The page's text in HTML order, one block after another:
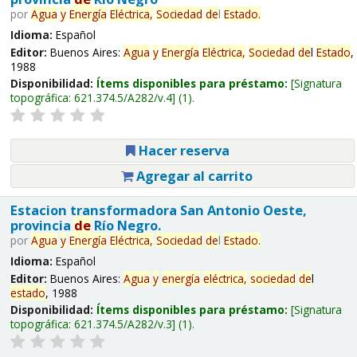
por Agua y Energía Eléctrica, Sociedad del Estado.
Idioma: Español
Editor: Buenos Aires: Agua y Energía Eléctrica, Sociedad del Estado,
1988
Disponibilidad: Ítems disponibles para préstamo: Signatura
topográfica: 621.374.5/A282/v.4 (1).
Hacer reserva
Agregar al carrito
Estacion transformadora San Antonio Oeste,
provincia deRío Negro.
por Agua y Energía Eléctrica, Sociedad del Estado.
Idioma: Español
Editor: Buenos Aires: Agua y energía eléctrica, sociedad del
estado, 1988
Disponibilidad: Ítems disponibles para préstamo: Signatura
topográfica: 621.374.5/A282/v.3 (1).